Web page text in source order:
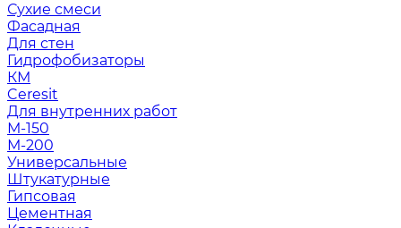
Сухие смеси
Фасадная
Для стен
Гидрофобизаторы
КМ
Ceresit
Для внутренних работ
М-150
М-200
Универсальные
Штукатурные
Гипсовая
Цементная